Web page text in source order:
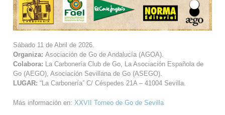
Sábado 11 de Abril de 2026.
Organiza: Asociación de Go de Andalucía (AGOA).
Colabora: La Carbonería Club de Go, La Asociación Española de
Go (AEGO), Asociación Sevillana de Go (ASEGO).
LUGAR: “La Carbonería” C/ Céspedes 21A – 41004 Sevilla.
Más información en: XXVII Torneo de Go de Sevilla